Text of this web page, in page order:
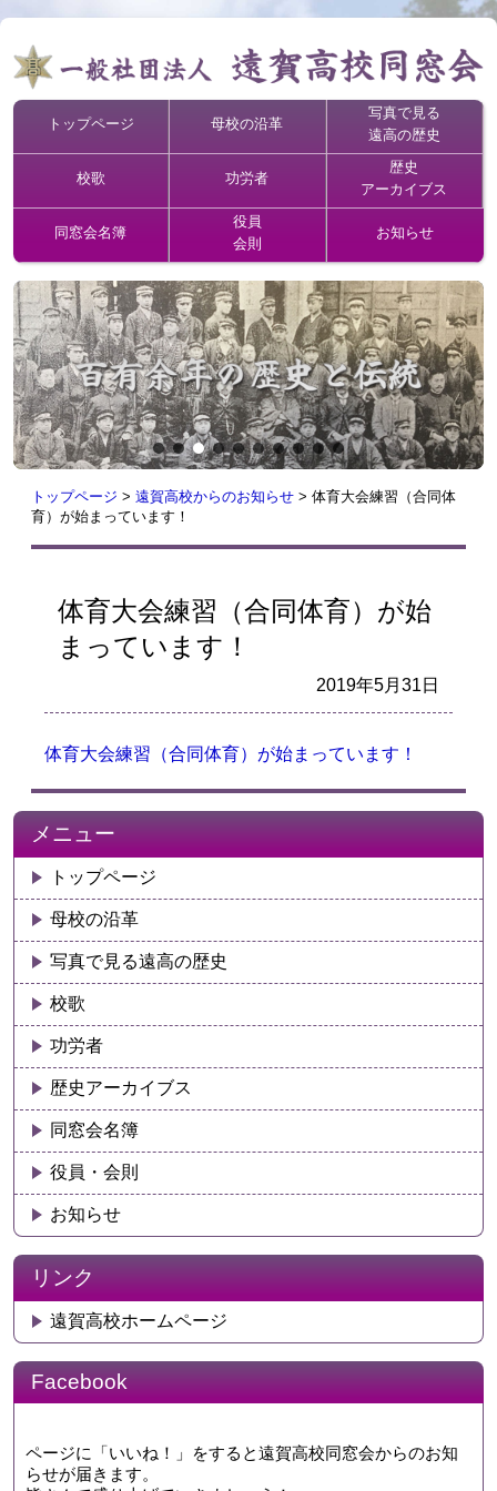
トップページ 母校の沿革
写真で見る
遠高の歴史
校歌 功労者
歴史
アーカイブス
同窓会名簿
役員
会則
お知らせ
トップページ > 遠賀高校からのお知らせ > 体育大会練習（合同体
育）が始まっています！
体育大会練習（合同体育）が始
まっています！
2019年5月31日
体育大会練習（合同体育）が始まっています！
メニュー
トップページ
母校の沿革
写真で見る遠高の歴史
校歌
功労者
歴史アーカイブス
同窓会名簿
役員・会則
お知らせ
リンク
遠賀高校ホームページ
Facebook
ページに「いいね！」をすると遠賀高校同窓会からのお知
らせが届きます。